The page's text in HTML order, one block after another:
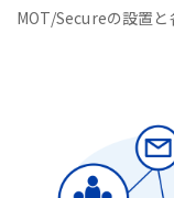
MOT/Secureの設置と